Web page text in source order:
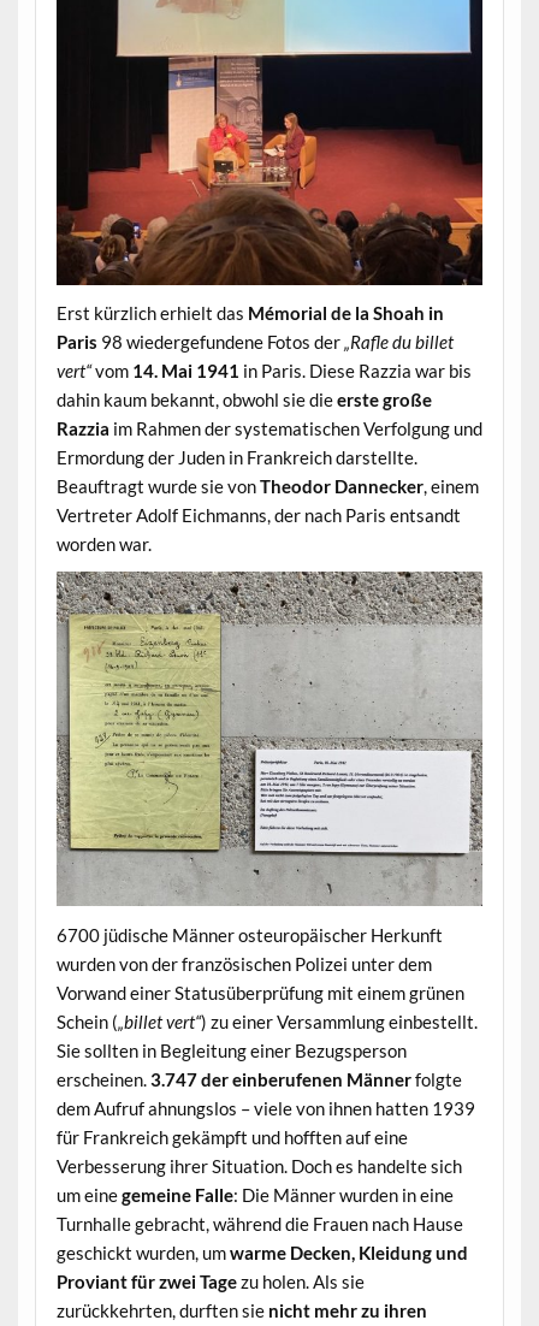
Erst kürzlich erhielt das Mémorial de la Shoah in
Paris 98 wiedergefundene Fotos der„Rafle du billet
vert“vom 14. Mai 1941 in Paris. Diese Razzia war bis
dahin kaum bekannt, obwohl sie dieerste große
Razzia im Rahmen der systematischen Verfolgung und
Ermordung der Juden in Frankreich darstellte.
Beauftragt wurde sie vonTheodor Dannecker, einem
Vertreter Adolf Eichmanns, der nach Paris entsandt
worden war.
6700 jüdische Männer osteuropäischer Herkunft
wurden von der französischen Polizei unter dem
Vorwand einer Statusüberprüfung mit einem grünen
Schein („billet vert“) zu einer Versammlung einbestellt.
Sie sollten in Begleitung einer Bezugsperson
erscheinen.3.747 der einberufenen Männerfolgte
dem Aufruf ahnungslos – viele von ihnen hatten 1939
für Frankreich gekämpft und hofften auf eine
Verbesserung ihrer Situation. Doch es handelte sich
um einegemeine Falle: Die Männer wurden in eine
Turnhalle gebracht, während die Frauen nach Hause
geschickt wurden, umwarme Decken, Kleidung und
Proviant für zwei Tagezu holen. Als sie
zurückkehrten, durften sie nicht mehr zu ihren